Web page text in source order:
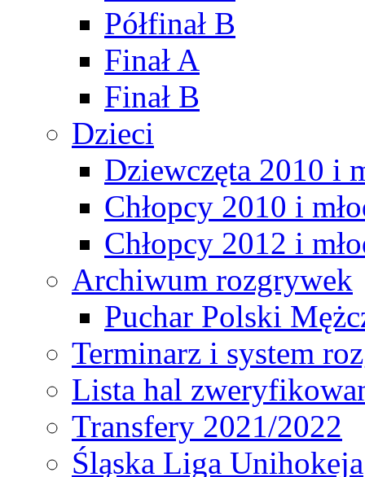
Półfinał B
Finał A
Finał B
Dzieci
Dziewczęta 2010 i
Chłopcy 2010 i
Chłopcy 2012 i
Archiwum rozgrywek
Puchar Polski
Terminarz i system
Lista hal
Transfery 2021/2022
Śląska Liga Unihokeja